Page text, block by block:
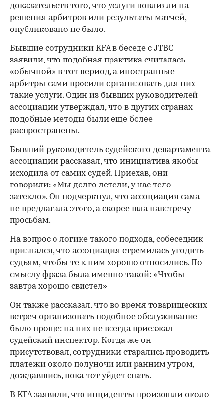
доказательств того, что услуги повлияли на
решения арбитров или результаты матчей,
опубликовано не было.
Бывшие сотрудники KFA в беседе с JTBC
заявили, что подобная практика считалась
«обычной» в тот период, а иностранные
арбитры сами просили организовать для них
такие услуги. Один из бывших руководителей
ассоциации утверждал, что в других странах
подобные методы были еще более
распространены.
Бывший руководитель судейского департамента
ассоциации рассказал, что инициатива якобы
исходила от самих судей. Приехав, они
говорили: «Мы долго летели, у нас тело
затекло». Он подчеркнул, что ассоциация сама
не предлагала этого, а скорее шла навстречу
просьбам.
На вопрос о логике такого подхода, собеседник
признался, что ассоциация стремилась угодить
судьям, чтобы те к ним хорошо относились. По
смыслу фраза была именно такой: «Чтобы
завтра хорошо свистел»
Он также рассказал, что во время товарищеских
встреч организовать подобное обслуживание
было проще: на них не всегда приезжал
судейский инспектор. Когда же он
присутствовал, сотрудники старались проводить
платежи около полуночи или ранним утром,
дождавшись, пока тот уйдет спать.
В KFA заявили, что инциденты произошли около